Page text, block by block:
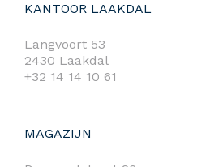
KANTOOR LAAKDAL
Langvoort 53
2430 Laakdal
+32 14 14 10 61
MAGAZIJN